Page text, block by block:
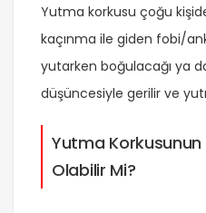
Yutma korkusu çoğu
kaçınma ile giden fobi/
yutarken boğulacağı ya
düşüncesiyle gerilir ve
Yutma
Olabilir Mi?